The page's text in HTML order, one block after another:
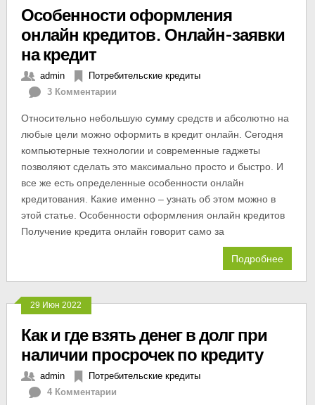
Особенности оформления
онлайн кредитов. Онлайн-заявки
на кредит
admin
Потребительские кредиты
3 Комментарии
Относительно небольшую сумму средств и абсолютно на
любые цели можно оформить в кредит онлайн. Сегодня
компьютерные технологии и современные гаджеты
позволяют сделать это максимально просто и быстро. И
все же есть определенные особенности онлайн
кредитования. Какие именно – узнать об этом можно в
этой статье. Особенности оформления онлайн кредитов
Получение кредита онлайн говорит само за
Подробнее
29 Июн 2022
Как и где взять денег в долг при
наличии просрочек по кредиту
admin
Потребительские кредиты
4 Комментарии